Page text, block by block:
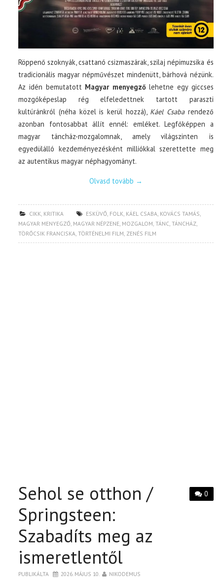
Röppenő szoknyák, csattanó csizmaszárak, szilaj népimuzsika és
tradicionális magyar népművészet mindenütt, bárhová nézünk.
Az idén bemutatott Magyar menyegzőlehetne egy giccses
mozgóképeslap rég elfeledettnek tartott paraszti
kultúránkról (néha közel is kerül hozzá), Káel Csabarendező
azonban fontosabbat állít ennél: emléket. Legfőképpen a
magyar táncház-mozgalomnak, amely világszinten is
egyedülálló kezdeményezésként milliókkal szerettette meg
az autentikus magyar néphagyományt.
Olvasd tovább →
CIKK, KRITIKA ESKÜVŐ, FOLK, KÁEL CSABA, KOVÁCS TAMÁS,
MAGYAR MENYEGZŐ, MAGYAR NÉPZENE, MOZGALOM,TÁNC,TÁNCHÁZ,
TÖRŐCSIK FRANCISKA,TÖRTÉNELMI FILM, ZENÉS FILM
0
Sehol se otthon /
Springsteen:
Szabadíts meg az
ismeretlentől
PUBLIKÁLTA 2026. MÁJUS 10. NIKODEMUS